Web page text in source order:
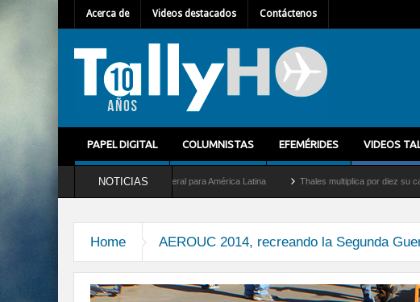
Acerca de Videos destacados Contáctenos
PAPEL DIGITAL COLUMNISTAS EFEMÉRIDES VIDEOS
NOTICIAS
Mallet como nuevo Director General para América Latina Thales multiplica por diez su
Home AEROUC 2014, recreando la Segunda